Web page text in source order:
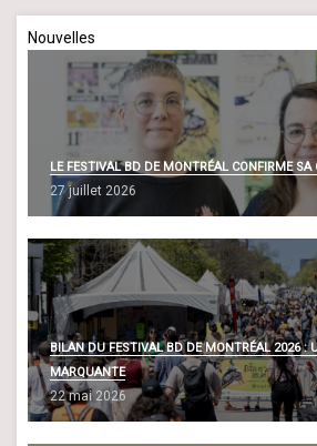
Nouvelles
LE FESTIVAL BD DE MONTRÉAL CONFIRME SA
27 juillet 2026
BILAN DU FESTIVAL BD DE MONTRÉAL 2026 :
MARQUANTE
22 mai 2026